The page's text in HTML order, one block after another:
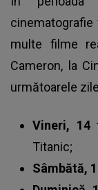
multe filme
Cameron, la
următoarele
Vineri, 14
Titanic;
Sâmbătă,